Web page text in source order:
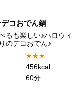
コおでん鍋
るも楽しい♪ハロウィ
のデコおでん♪
★★★
456kcal
60分